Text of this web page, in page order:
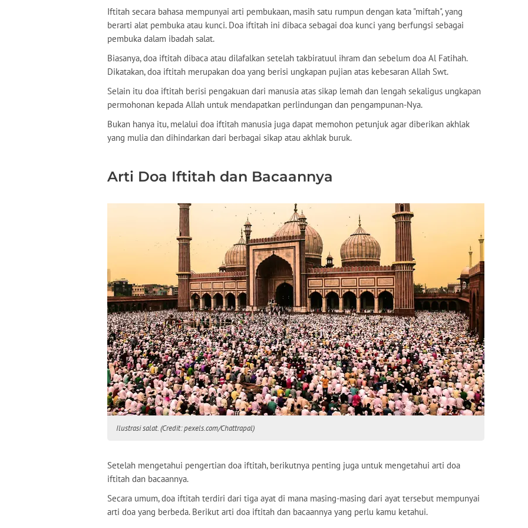
Iftitah secara bahasa mempunyai arti pembukaan, masih satu rumpun dengan kata "miftah", yang
berarti alat pembuka atau kunci. Doa iftitah ini dibaca sebagai doa kunci yang berfungsi sebagai
pembuka dalam ibadah salat.
Biasanya, doa iftitah dibaca atau dilafalkan setelah takbiratuul ihram dan sebelum doa Al Fatihah.
Dikatakan, doa iftitah merupakan doa yang berisi ungkapan pujian atas kebesaran Allah Swt.
Selain itu doa iftitah berisi pengakuan dari manusia atas sikap lemah dan lengah sekaligus ungkapan
permohonan kepada Allah untuk mendapatkan perlindungan dan pengampunan-Nya.
Bukan hanya itu, melalui doa iftitah manusia juga dapat memohon petunjuk agar diberikan akhlak
yang mulia dan dihindarkan dari berbagai sikap atau akhlak buruk.
Arti Doa Iftitah dan Bacaannya
Ilustrasi salat. (Credit: pexels.com/Chattrapal)
Setelah mengetahui pengertian doa iftitah, berikutnya penting juga untuk mengetahui arti doa
iftitah dan bacaannya.
Secara umum, doa iftitah terdiri dari tiga ayat di mana masing-masing dari ayat tersebut mempunyai
arti doa yang berbeda. Berikut arti doa iftitah dan bacaannya yang perlu kamu ketahui.